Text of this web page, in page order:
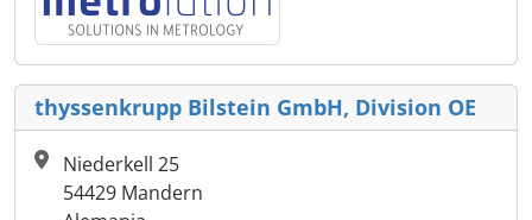
thyssenkrupp Bilstein GmbH, Division OE
Niederkell 25
54429 Mandern